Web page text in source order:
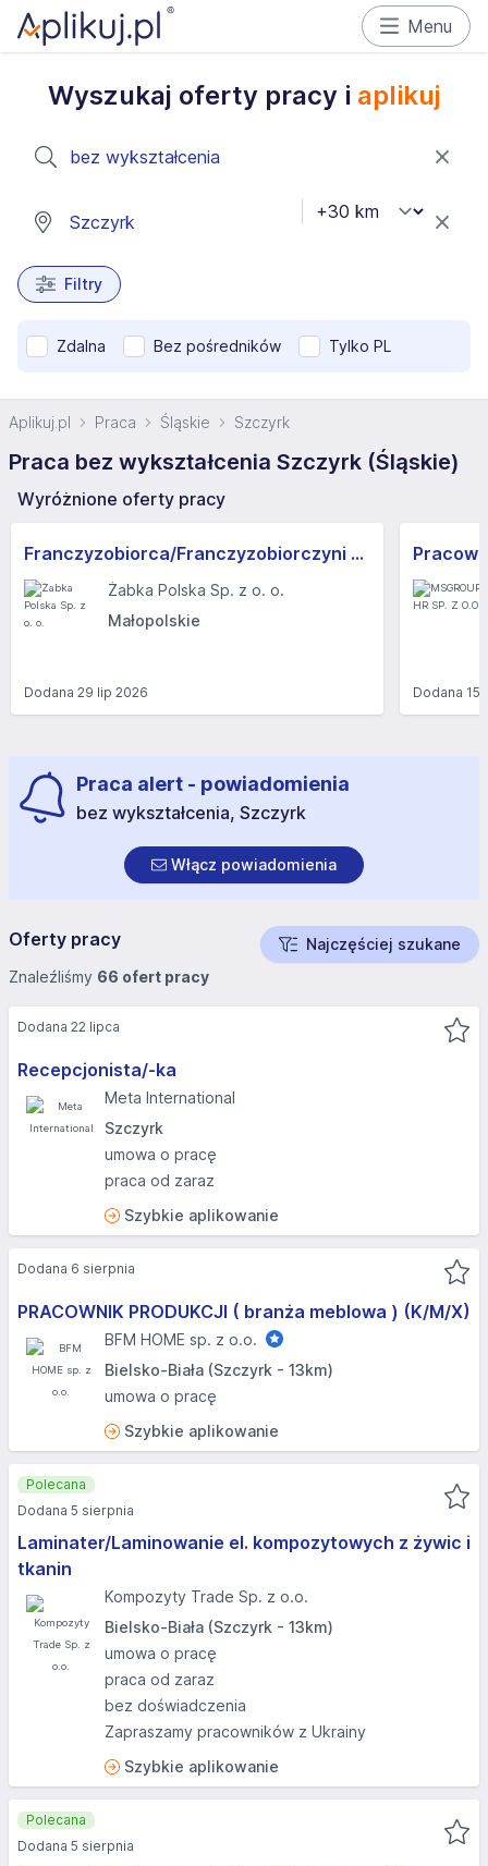
Menu
Wyszukaj oferty pracy i aplikuj
Filtry
Zdalna Bez pośredników Tylko PL
Aplikuj.pl Praca Śląskie Szczyrk
Praca bez wykształcenia Szczyrk (Śląskie)
Wyróżnione oferty pracy
Franczyzobiorca/Franczyzobiorczyni sklepu Żabka
Żabka Polska Sp. z o. o.
Małopolskie
Dodana 29 lip 2026 Dodana 15
Praca alert - powiadomienia
bez wykształcenia, Szczyrk
Włącz powiadomienia
Oferty pracy
Najczęściej szukane
Znaleźliśmy 66 ofert pracy
Recepcjonista/-ka
Meta International
Szczyrk
umowa o pracę
praca od zaraz
Szybkie aplikowanie
Dodana 22 lipca
PRACOWNIK PRODUKCJI ( branża meblowa ) (K/M/X)
BFM HOME sp. z o.o.
Bielsko-Biała (Szczyrk - 13km)
umowa o pracę
Szybkie aplikowanie
Dodana 6 sierpnia
Laminater/Laminowanie el. kompozytowych z żywic i
tkanin
Kompozyty Trade Sp. z o.o.
Bielsko-Biała (Szczyrk - 13km)
umowa o pracę
praca od zaraz
bez doświadczenia
Zapraszamy pracowników z Ukrainy
Szybkie aplikowanie
Polecana
Dodana 5 sierpnia
Polecana
Dodana 5 sierpnia